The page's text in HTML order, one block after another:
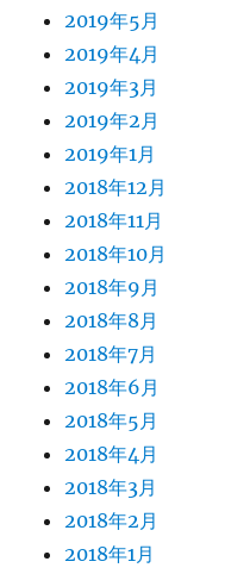
2019年5月
2019年4月
2019年3月
2019年2月
2019年1月
2018年12月
2018年11月
2018年10月
2018年9月
2018年8月
2018年7月
2018年6月
2018年5月
2018年4月
2018年3月
2018年2月
2018年1月